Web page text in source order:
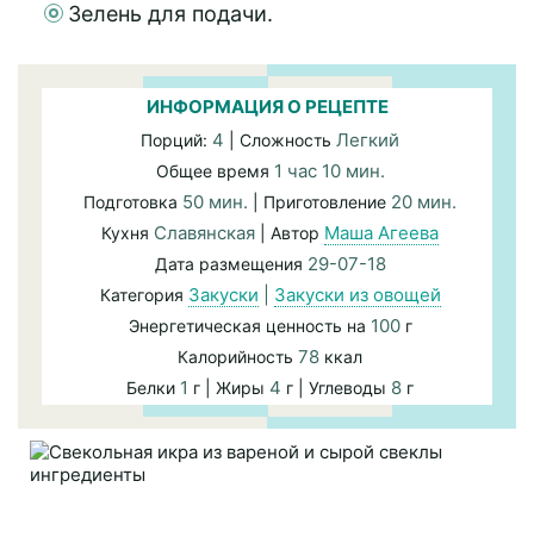
Зелень для подачи.
ИНФОРМАЦИЯ О РЕЦЕПТЕ
Порций: 4 | Сложность Легкий
Общее время 1 час 10 мин.
Подготовка 50 мин. | Приготовление 20 мин.
Кухня Славянская | Автор Маша Агеева
Дата размещения 29-07-18
Категория Закуски Закуски из овощей
Энергетическая ценность на 100г
Калорийность 78 ккал
Белки 1 г | Жиры 4 г | Углеводы 8 г